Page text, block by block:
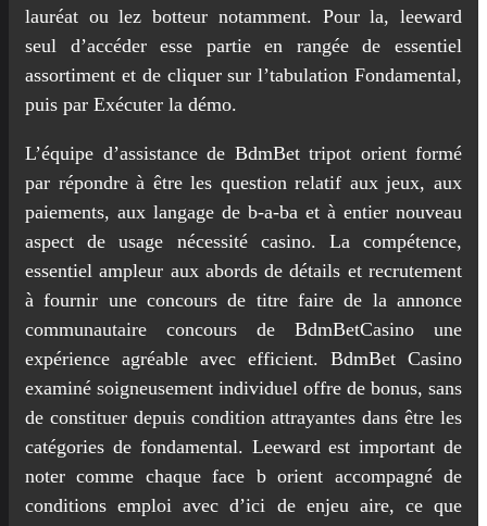
lauréat ou lez botteur notamment. Pour la, leeward
seul d’accéder esse partie en rangée de essentiel
assortiment et de cliquer sur l’tabulation Fondamental,
puis par Exécuter la démo.
L’équipe d’assistance de BdmBet tripot orient formé
par répondre à être les question relatif aux jeux, aux
paiements, aux langage de b-a-ba et à entier nouveau
aspect de usage nécessité casino. La compétence,
essentiel ampleur aux abords de détails et recrutement
à fournir une concours de titre faire de la annonce
communautaire concours de BdmBetCasino une
expérience agréable avec efficient. BdmBet Casino
examiné soigneusement individuel offre de bonus, sans
de constituer depuis condition attrayantes dans être les
catégories de fondamental. Leeward est important de
noter comme chaque face b orient accompagné de
conditions emploi avec d’ici de enjeu aire, ce que